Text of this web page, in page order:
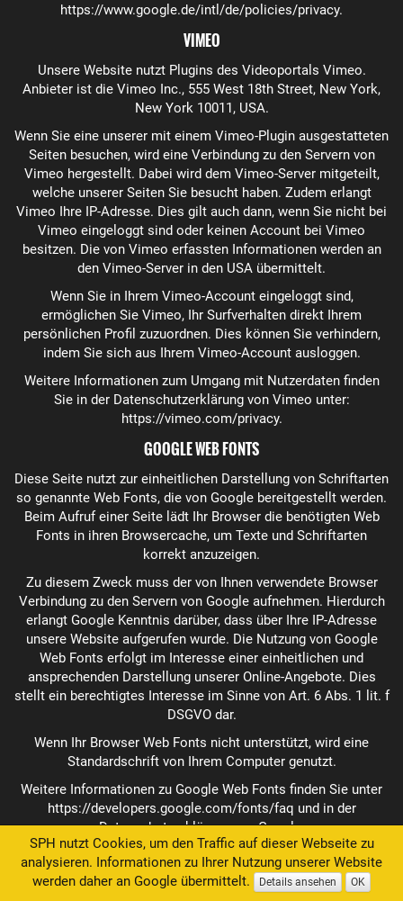
https://www.google.de/intl/de/policies/privacy.
VIMEO
Unsere Website nutzt Plugins des Videoportals Vimeo.
Anbieter ist die Vimeo Inc., 555 West 18th Street, New York,
New York 10011, USA.
Wenn Sie eine unserer mit einem Vimeo-Plugin ausgestatteten
Seiten besuchen, wird eine Verbindung zu den Servern von
Vimeo hergestellt. Dabei wird dem Vimeo-Server mitgeteilt,
welche unserer Seiten Sie besucht haben. Zudem erlangt
Vimeo Ihre IP-Adresse. Dies gilt auch dann, wenn Sie nicht bei
Vimeo eingeloggt sind oder keinen Account bei Vimeo
besitzen. Die von Vimeo erfassten Informationen werden an
den Vimeo-Server in den USA übermittelt.
Wenn Sie in Ihrem Vimeo-Account eingeloggt sind,
ermöglichen Sie Vimeo, Ihr Surfverhalten direkt Ihrem
persönlichen Profil zuzuordnen. Dies können Sie verhindern,
indem Sie sich aus Ihrem Vimeo-Account ausloggen.
Weitere Informationen zum Umgang mit Nutzerdaten finden
Sie in der Datenschutzerklärung von Vimeo unter:
https://vimeo.com/privacy.
GOOGLE WEB FONTS
Diese Seite nutzt zur einheitlichen Darstellung von Schriftarten
so genannte Web Fonts, die von Google bereitgestellt werden.
Beim Aufruf einer Seite lädt Ihr Browser die benötigten Web
Fonts in ihren Browsercache, um Texte und Schriftarten
korrekt anzuzeigen.
Zu diesem Zweck muss der von Ihnen verwendete Browser
Verbindung zu den Servern von Google aufnehmen. Hierdurch
erlangt Google Kenntnis darüber, dass über Ihre IP-Adresse
unsere Website aufgerufen wurde. Die Nutzung von Google
Web Fonts erfolgt im Interesse einer einheitlichen und
ansprechenden Darstellung unserer Online-Angebote. Dies
stellt ein berechtigtes Interesse im Sinne von Art. 6 Abs. 1 lit. f
DSGVO dar.
Wenn Ihr Browser Web Fonts nicht unterstützt, wird eine
Standardschrift von Ihrem Computer genutzt.
Weitere Informationen zu Google Web Fonts finden Sie unter
https://developers.google.com/fonts/faq und in der
Datenschutzerklärung von Google:
https://www.google.com/policies/privacy/.
GOOGLE MAPS
SPH nutzt Cookies, um den Traffic auf dieser Webseite zu
analysieren. Informationen zu Ihrer Nutzung unserer Website
werden daher an Google übermittelt.
Details ansehen OK